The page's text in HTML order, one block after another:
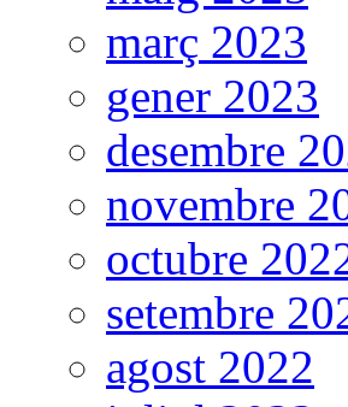
març 2023
gener 2023
desembre
novembre
octubre
setembre
agost 2022